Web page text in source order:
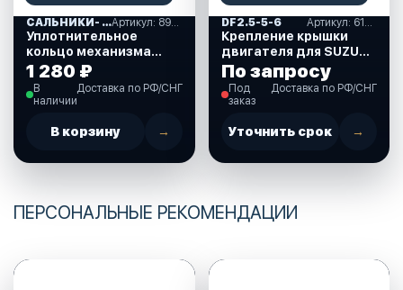
САЛЬНИКИ- ПРОКЛАДКИ "MERCURY" (16) Артикул: 893917A01
Уплотнительное
кольцо механизма
ручного подъема для
Mercury 30-40 л.с.
(893917A01)
1 280 ₽
В
наличии
Доставка по РФ/СНГ
В корзину →
DF2.5-5-6 Артикул: 61611-97J01-000
Крепление крышки
двигателя для SUZUKI
DF2.5 л.с. (61611-
97J01-000)
По запросу
Под
заказ
Доставка по РФ/СНГ
Уточнить срок →
ПЕРСОНАЛЬНЫЕ РЕКОМЕНДАЦИИ